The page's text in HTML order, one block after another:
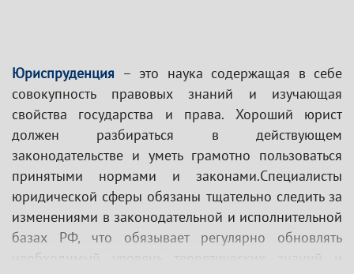
Юриспруденция – это наука содержащая в себе
совокупность правовых знаний и изучающая
свойства государства и права. Хороший юрист
должен разбираться в действующем
законодательстве и уметь грамотно пользоваться
принятыми нормами и законами.Специалисты
юридической сферы обязаны тщательно следить за
изменениями в законодательной и исполнительной
базах РФ, что обязывает регулярно обновлять
необходимый уровень теоретических знаний и